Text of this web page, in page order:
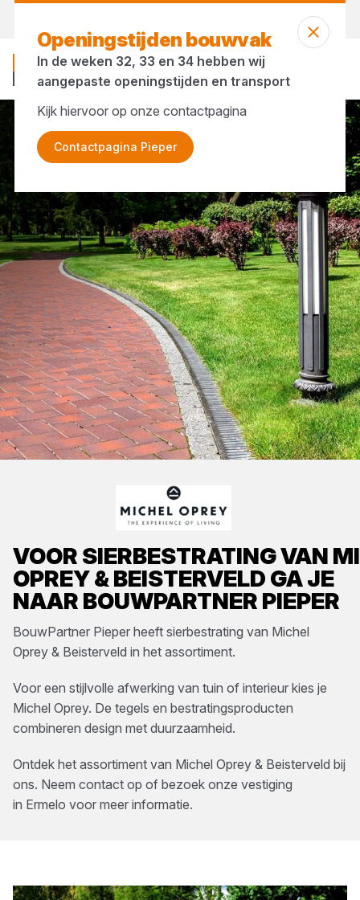
VOOR SIERBESTRATINGVAN
OPREY & BEISTERVELD GA JE
NAAR BOUWPARTNER PIEPER
BouwPartner Pieper heeft sierbestrating van Michel
Oprey & Beisterveld in het assortiment.
Voor een stijlvolle afwerking van tuin of interieur kies je
Michel Oprey. De tegels en bestratingsproducten
combineren design met duurzaamheid.
Ontdek het assortiment van Michel Oprey & Beisterveld bij
ons. Neem contact op of bezoek onze vestiging
in Ermelo voor meer informatie.
Michel Oprey & Beisterveld
Openingstijden bouwvak
In de weken 32, 33 en 34 hebben wij
aangepaste openingstijden en transport
Kijk hiervoor op onze contactpagina
Contactpagina Pieper